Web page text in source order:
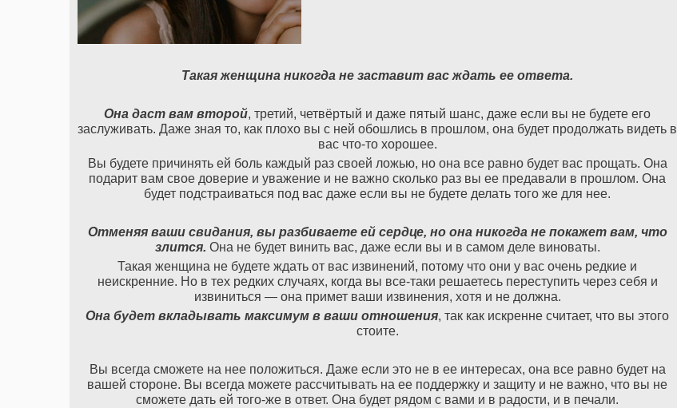
Такая женщина никогда не заставит вас ждать ее ответа.
Она даст вам второй, третий, четвёртый и даже пятый шанс, даже если вы не будете его
заслуживать. Даже зная то, как плохо вы с ней обошлись в прошлом, она будет продолжать видеть в
вас что-то хорошее.
Вы будете причинять ей боль каждый раз своей ложью, но она все равно будет вас прощать. Она
подарит вам свое доверие и уважение и не важно сколько раз вы ее предавали в прошлом. Она
будет подстраиваться под вас даже если вы не будете делать того же для нее.
Отменяя ваши свидания, вы разбиваете ей сердце, но она никогда не покажет вам, что
злится. Она не будет винить вас, даже если вы и в самом деле виноваты.
Такая женщина не будете ждать от вас извинений, потому что они у вас очень редкие и
неискренние. Но в тех редких случаях, когда вы все-таки решаетесь переступить через себя и
извиниться — она примет ваши извинения, хотя и не должна.
Она будет вкладывать максимум в ваши отношения, так как искренне считает, что вы этого
стоите.
Вы всегда сможете на нее положиться. Даже если это не в ее интересах, она все равно будет на
вашей стороне. Вы всегда можете рассчитывать на ее поддержку и защиту и не важно, что вы не
сможете дать ей того-же в ответ. Она будет рядом с вами и в радости, и в печали.